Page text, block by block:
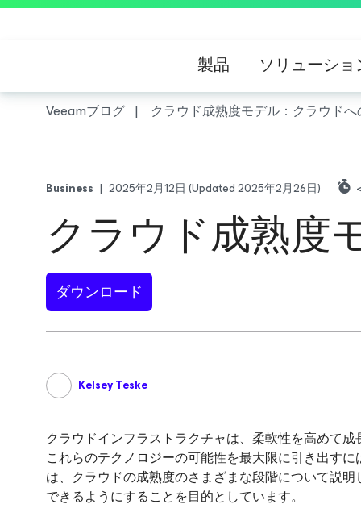
製品 ソリューショ
Veeamブログ クラウド成熟度モデル：クラウド
Business | 2025年2月12日 (Updated 2025年2月26日)
クラウド成熟度
ダウンロード
Kelsey Teske
クラウドインフラストラクチャは、柔軟性を高めて
これらのテクノロジーの可能性を最大限に引き出す
は、クラウドの成熟度のさまざまな段階について説
できるようにすることを目的としています。